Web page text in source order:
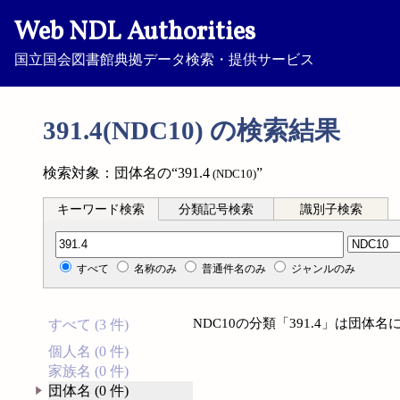
Web NDL Authorities
国立国会図書館典拠データ検索・提供サービス
391.4(NDC10) の検索結果
検索対象：団体名の“391.4 (NDC10)”
キーワード検索 分類記号検索 識別子検索
分類記号検索
すべて 名称のみ 普通件名のみ ジャンルのみ
すべて (3 件)
個人名 (0 件)
家族名 (0 件)
団体名 (0 件)
NDC10の分類「391.4」は団体名